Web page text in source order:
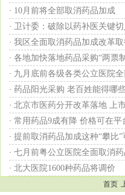
· 10月前将全部取消药品加成
· 卫计委：破除以药补医关键
· 我区全面取消药品加成改革
· 各地加快落地药品采购“两票
· 九月底前各级各类公立医院
· 药品阳光采购 老百姓能得哪
· 北京市医药分开改革落地 上
· 常用药品9成有降 价格可在平
· 提前取消药品加成这种“攀比”
· 七月前粤公立医院全面取消
· 北大医院1600种药品将调价
首页